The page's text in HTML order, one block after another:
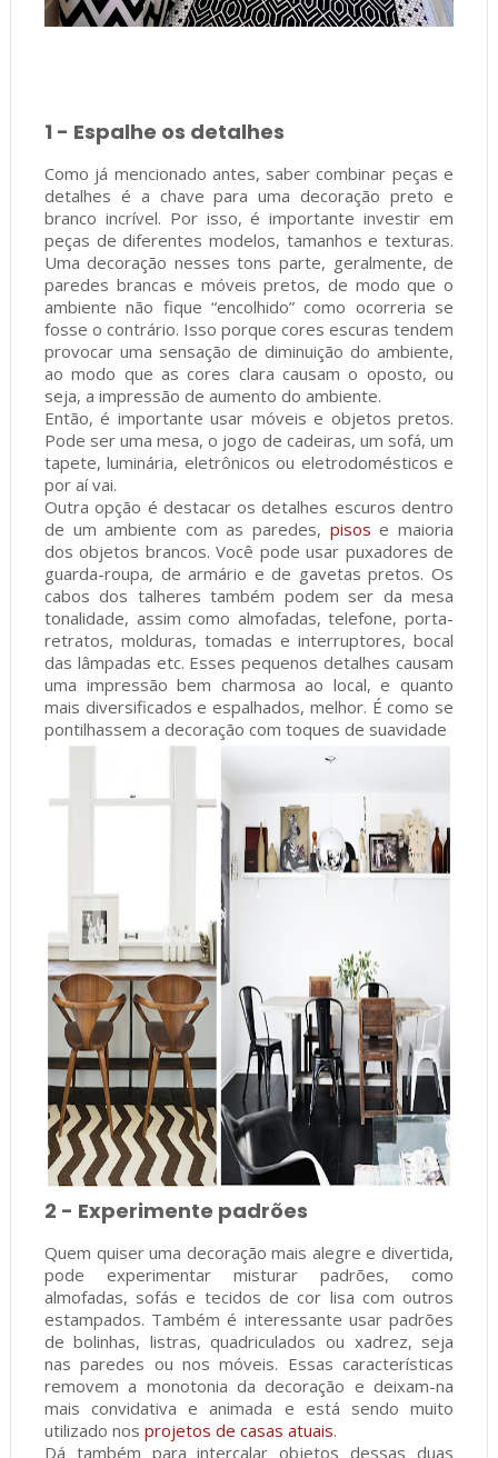
1 - Espalhe os detalhes
Como já mencionado antes, saber combinar peças e
detalhes é a chave para uma decoração preto e
branco incrível. Por isso, é importante investir em
peças de diferentes modelos, tamanhos e texturas.
Uma decoração nesses tons parte, geralmente, de
paredes brancas e móveis pretos, de modo que o
ambiente não fique “encolhido” como ocorreria se
fosse o contrário. Isso porque cores escuras tendem
provocar uma sensação de diminuição do ambiente,
ao modo que as cores clara causam o oposto, ou
seja, a impressão de aumento do ambiente.
Então, é importante usar móveis e objetos pretos.
Pode ser uma mesa, o jogo de cadeiras, um sofá, um
tapete, luminária, eletrônicos ou eletrodomésticos e
por aí vai.
Outra opção é destacar os detalhes escuros dentro
de um ambiente com as paredes, pisos e maioria
dos objetos brancos. Você pode usar puxadores de
guarda-roupa, de armário e de gavetas pretos. Os
cabos dos talheres também podem ser da mesa
tonalidade, assim como almofadas, telefone, porta-
retratos, molduras, tomadas e interruptores, bocal
das lâmpadas etc. Esses pequenos detalhes causam
uma impressão bem charmosa ao local, e quanto
mais diversificados e espalhados, melhor. É como se
pontilhassem a decoração com toques de suavidade
2 - Experimente padrões
Quem quiser uma decoração mais alegre e divertida,
pode experimentar misturar padrões, como
almofadas, sofás e tecidos de cor lisa com outros
estampados. Também é interessante usar padrões
de bolinhas, listras, quadriculados ou xadrez, seja
nas paredes ou nos móveis. Essas características
removem a monotonia da decoração e deixam-na
mais convidativa e animada e está sendo muito
utilizado nos projetos de casas atuais.
Dá também para intercalar objetos dessas duas